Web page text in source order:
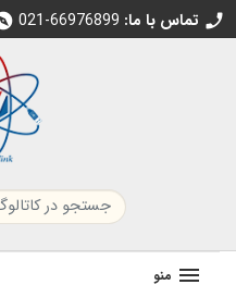
call تماس با ما: 021-66976899
منو